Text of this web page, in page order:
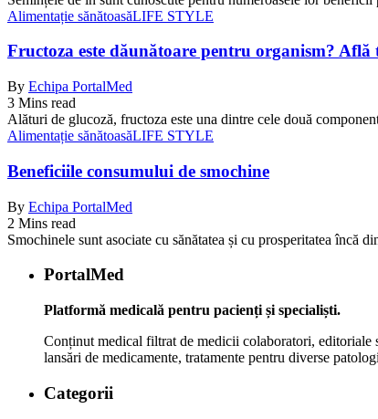
Alimentație sănătoasăLIFE STYLE
Fructoza este dăunătoare pentru organism?
By Echipa PortalMed
3 Mins read
Alături de glucoză, fructoza este una dintre cele două
Alimentație sănătoasăLIFE STYLE
Beneficiile consumului de smochine
By Echipa PortalMed
2 Mins read
Smochinele sunt asociate cu sănătatea și cu prosperitatea
PortalMed
Platformă medicală pentru pacienți și specialiști.
Conținut medical filtrat de medicii colaboratori, editoriale
lansări de medicamente, tratamente pentru diverse
Categorii